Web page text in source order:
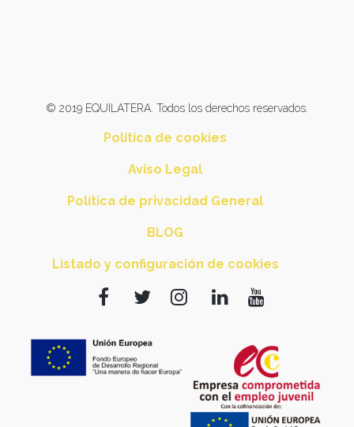
© 2019 EQUILATERA. Todos los derechos reservados.
Política de cookies
Aviso Legal
Política de privacidad General
BLOG
Listado y configuración de cookies